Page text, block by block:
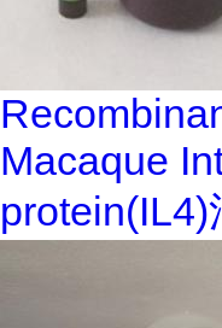
Macaque
protein(IL4)